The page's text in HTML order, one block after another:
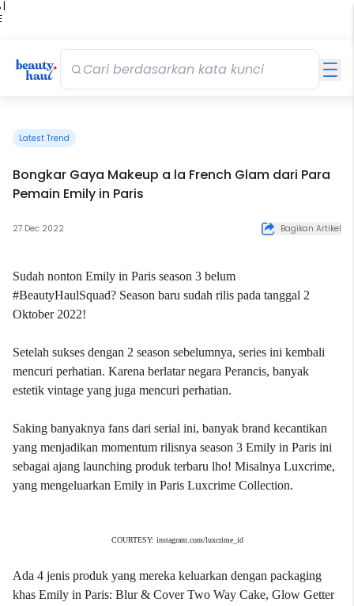
|
Latest Trend
Bongkar Gaya Makeup a la French Glam dari Para
Pemain Emily in Paris
27 Dec 2022 Bagikan Artikel
Sudah nonton Emily in Paris season 3 belum
#BeautyHaulSquad? Season baru sudah rilis pada tanggal 2
Oktober 2022!
Setelah sukses dengan 2 season sebelumnya, series ini kembali
mencuri perhatian. Karena berlatar negara Perancis, banyak
estetik vintage yang juga mencuri perhatian.
Saking banyaknya fans dari serial ini, banyak brand kecantikan
yang menjadikan momentum rilisnya season 3 Emily in Paris ini
sebagai ajang launching produk terbaru lho! Misalnya Luxcrime,
yang mengeluarkan Emily in Paris Luxcrime Collection.
COURTESY: instagram.com/luxcrime_id
Ada 4 jenis produk yang mereka keluarkan dengan packaging
khas Emily in Paris: Blur & Cover Two Way Cake, Glow Getter